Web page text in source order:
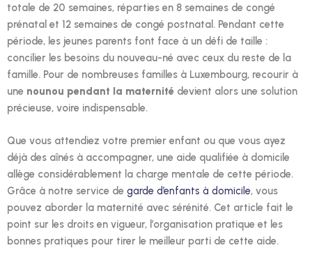
totale de 20 semaines, réparties en 8 semaines de congé
prénatal et 12 semaines de congé postnatal. Pendant cette
période, les jeunes parents font face à un défi de taille :
concilier les besoins du nouveau-né avec ceux du reste de la
famille. Pour de nombreuses familles à Luxembourg, recourir à
une nounou pendant la maternité devient alors une solution
précieuse, voire indispensable.
Que vous attendiez votre premier enfant ou que vous ayez
déjà des aînés à accompagner, une aide qualifiée à domicile
allège considérablement la charge mentale de cette période.
Grâce à notre service de garde d’enfants à domicile, vous
pouvez aborder la maternité avec sérénité. Cet article fait le
point sur les droits en vigueur, l’organisation pratique et les
bonnes pratiques pour tirer le meilleur parti de cette aide.